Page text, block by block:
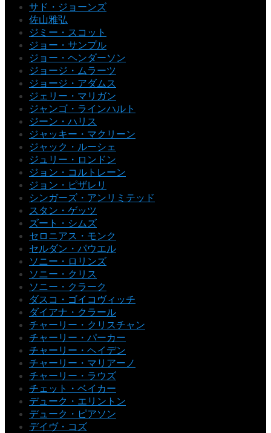
サド・ジョーンズ
佐山雅弘
ジミー・スコット
ジョー・サンプル
ジョー・ヘンダーソン
ジョージ・ムラーツ
ジョージ・アダムス
ジェリー・マリガン
ジャンゴ・ラインハルト
ジーン・ハリス
ジャッキー・マクリーン
ジャック・ルーシェ
ジュリー・ロンドン
ジョン・コルトレーン
ジョン・ピザレリ
シンガーズ・アンリミテッド
スタン・ゲッツ
ズート・シムズ
セロニアス・モンク
セルダン・パウエル
ソニー・ロリンズ
ソニー・クリス
ソニー・クラーク
ダスコ・ゴイコヴィッチ
ダイアナ・クラール
チャーリー・クリスチャン
チャーリー・パーカー
チャーリー・ヘイデン
チャーリー・マリアーノ
チャーリー・ラウズ
チェット・ベイカー
デューク・エリントン
デューク・ピアソン
デイヴ・コズ